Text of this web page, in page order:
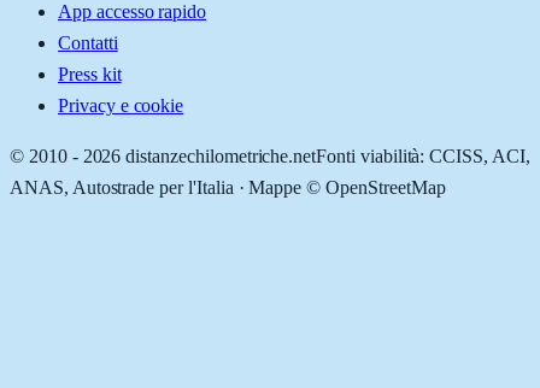
App accesso rapido
Contatti
Press kit
Privacy e cookie
© 2010 - 2026 distanzechilometriche.netFonti viabilità: CCISS, ACI,
ANAS, Autostrade per l'Italia · Mappe © OpenStreetMap